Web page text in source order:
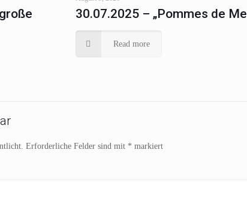
30.07.2025 – „Pommes de
Read more
Erforderliche Felder sind mit * markiert